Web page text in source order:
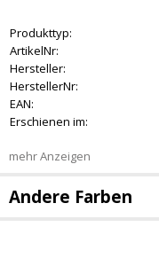
Produkttyp:
ArtikelNr:
Hersteller:
HerstellerNr:
EAN:
Erschienen im:
mehr Anzeigen
Andere Farben